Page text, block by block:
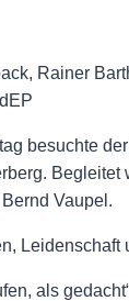
Rainer
besuchte
Vaupel.
als